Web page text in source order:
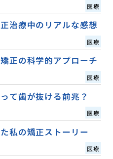
医療
治療中のリアルな感想
医療
正の科学的アプローチ
医療
て歯が抜ける前兆？
医療
私の矯正ストーリー
医療